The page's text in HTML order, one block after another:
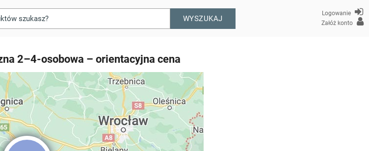
WYSZUKAJ
Logowanie
Załóż konto
2–4‑osobowa – orientacyjna cena